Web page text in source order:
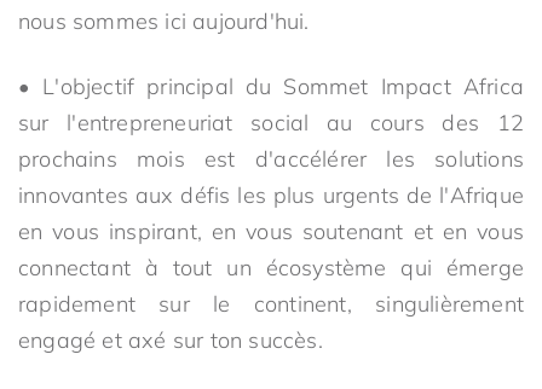
nous sommes ici aujourd'hui.
• L'objectif principal du Sommet Impact Africa
sur l'entrepreneuriat social au cours des 12
prochains mois est d'accélérer les solutions
innovantes aux défis les plus urgents de l'Afrique
en vous inspirant, en vous soutenant et en vous
connectant à tout un écosystème qui émerge
rapidement sur le continent, singulièrement
engagé et axé sur ton succès.